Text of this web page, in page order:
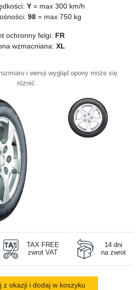
Y = max 300 km/h
98 = max 750 kg
ochronny felgi: FR
wzmacniana: XL
i wersji wygląd opony może się
różnić.
TAX FREE
zwrot VAT
14 dni
na zwrot
z okazji i dodaj w koszyku